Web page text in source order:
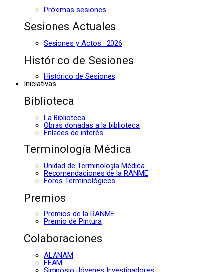
Próximas sesiones
Sesiones Actuales
Sesiones y Actos · 2026
Histórico de Sesiones
Histórico de Sesiones
Iniciativas
Biblioteca
La Biblioteca
Obras donadas a la biblioteca
Enlaces de interés
Terminología Médica
Unidad de Terminología Médica
Recomendaciones de la RANME
Foros Terminológicos
Premios
Premios de la RANME
Premio de Pintura
Colaboraciones
ALANAM
FEAM
Simposio Jóvenes Investigadores